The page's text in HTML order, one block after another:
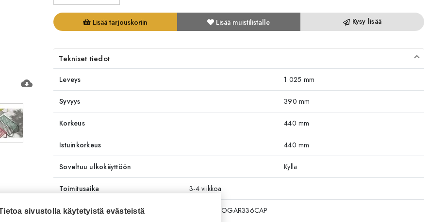
cloud_download
Lisää tarjouskoriin Lisää muistilistalle Kysy lisää
Tekniset tiedot
Leveys 1 025 mm
Syvyys 390 mm
Korkeus 440 mm
Istuinkorkeus 440 mm
Soveltuu ulkokäyttöön Kyllä
Toimitusaika 3-4 viikkoa
Tuotenumero RT4188SDOGAR336CAP
sivustolla käytetyistä evästeistä